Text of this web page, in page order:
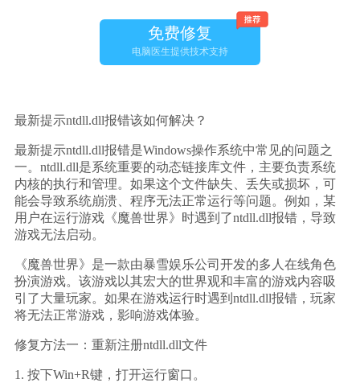
免费修复
电脑医生提供技术支持
最新提示ntdll.dll报错该如何解决？
最新提示ntdll.dll报错是Windows操作系统中常见的问题之
一。ntdll.dll是系统重要的动态链接库文件，主要负责系统
内核的执行和管理。如果这个文件缺失、丢失或损坏，可
能会导致系统崩溃、程序无法正常运行等问题。例如，某
用户在运行游戏《魔兽世界》时遇到了ntdll.dll报错，导致
游戏无法启动。
《魔兽世界》是一款由暴雪娱乐公司开发的多人在线角色
扮演游戏。该游戏以其宏大的世界观和丰富的游戏内容吸
引了大量玩家。如果在游戏运行时遇到ntdll.dll报错，玩家
将无法正常游戏，影响游戏体验。
修复方法一：重新注册ntdll.dll文件
1. 按下Win+R键，打开运行窗口。